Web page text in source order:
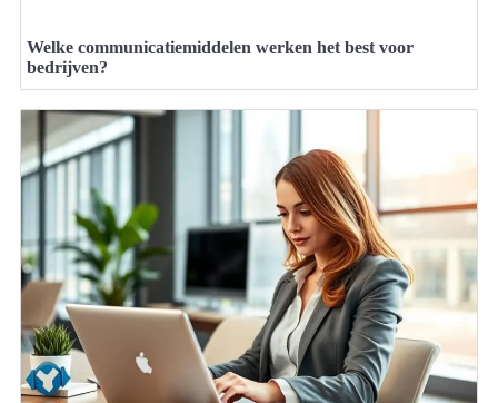
Welke communicatiemiddelen werken het best voor
bedrijven?